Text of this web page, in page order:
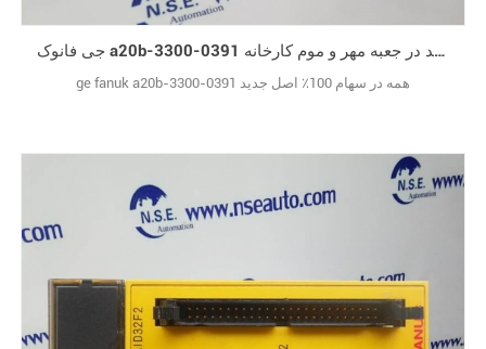
جی فانوک a20b-3300-0391 ورود جدید در جعبه مهر و موم کارخانه
ge fanuk a20b-3300-0391 همه در سهام 100٪ اصل جدید